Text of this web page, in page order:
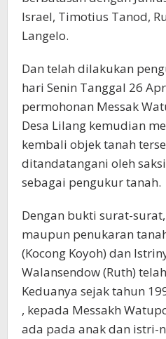
Israel, Timotius Tanod,
Langelo.
Dan telah dilakukan
hari Senin Tanggal 26
permohonan Messak
Desa Lilang kemudian
kembali objek tanah
ditandatangani oleh
sebagai pengukur tanah.
Dengan bukti surat-
maupun penukaran
(Kocong Koyoh) dan
Walansendow (Ruth)
Keduanya sejak tahun
, kepada Messakh
ada pada anak dan istri-